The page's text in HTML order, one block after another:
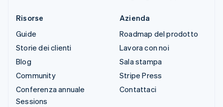
Risorse
Guide
Storie dei clienti
Blog
Community
Conferenza annuale
Sessions
Azienda
Roadmap del prodotto
Lavora con noi
Sala stampa
Stripe Press
Contattaci